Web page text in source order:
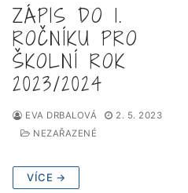
ZÁPIS DO 1.
ROČNÍKU PRO
ŠKOLNÍ ROK
2023/2024
EVA DRBALOVÁ
2. 5. 2023
NEZAŘAZENÉ
VÍCE →